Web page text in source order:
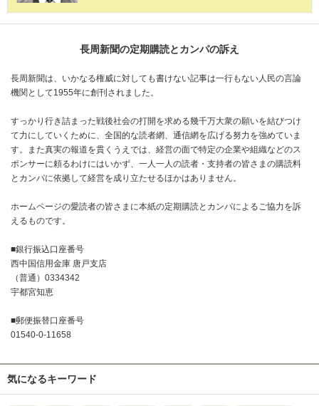
長周新聞の定期購読とカンパの訴え
長周新聞は、いかなる権威に対しても書けない記事は一行もない人民の言論
機関として1955年に創刊されました。
すっかり行き詰まった戦後社会の打開を求める幾千万大衆の願いを結びつけ
て力にしていくために、全国的な読者網、通信網を広げる努力を強めていま
す。また真実の報道を貫くうえでは、経営の面で特定の企業や組織などのス
ポンサーに頼るわけにはいかず、一人一人の読者・支持者の皆さまの購読料
とカンパに依拠して経営を成り立たせるほかはありません。
ホームページの愛読者の皆さまに本紙の定期購読とカンパによるご協力を訴
えるものです。
■銀行振込口座番号
西中国信用金庫 唐戸支店
（普通）0334342
宇都宮知恵
■郵便振替口座番号
01540-0-11658
気になるキーワード